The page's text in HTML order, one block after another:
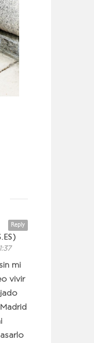
Reply
mi
vivir